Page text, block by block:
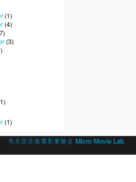
(1)
(4)
(3)
(1)
馬來西亞微電影實驗室 Micro Movie Lab